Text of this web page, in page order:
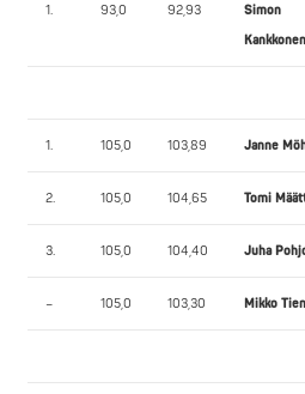
1. 93,0 92,93
Simon
Kankkonen
1. 105,0 103,89 Janne
2. 105,0 104,65 Tomi
3. 105,0 104,40 Juha
– 105,0 103,30 Mikko